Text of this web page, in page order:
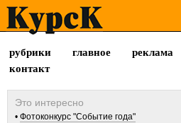
рубрики главное реклама
контакт
Фотоконкурс "Событие года"